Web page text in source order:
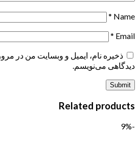
Name
*
Email
*
ذخیره نام، ایمیل و وبسایت من در
دیدگاهی می‌نویسم.
Related products
-9%